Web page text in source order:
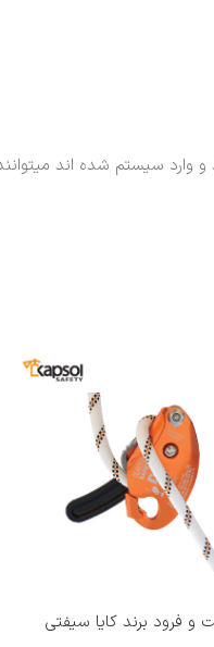
وارد سیستم شده اند
و فرود برند کایا سیفتی